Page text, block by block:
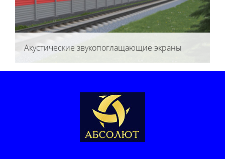
Акустические звукопоглащающие экраны